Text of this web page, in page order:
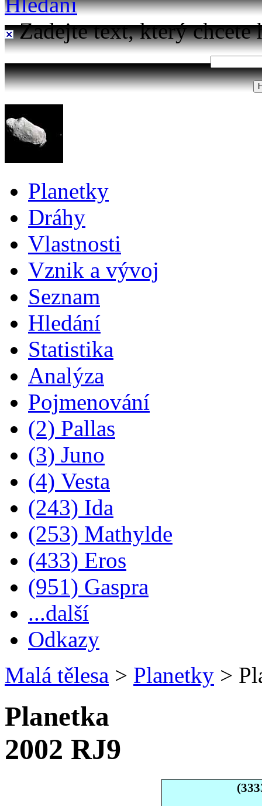
Zadejte text, který chcete
Planetky
Dráhy
Vlastnosti
Vznik a vývoj
Seznam
Hledání
Statistika
Analýza
Pojmenování
(2) Pallas
(3) Juno
(4) Vesta
(243) Ida
(253) Mathylde
(433) Eros
(951) Gaspra
...další
Odkazy
Malá tělesa > Planetky >
Planetka
2002 RJ9